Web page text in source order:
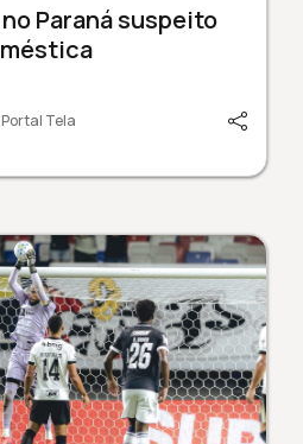
Paraná suspeito
Tela